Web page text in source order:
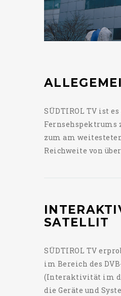
SÜDTIROL TV ist
Fernsehspektrums
zum am
Reichweite von
SATELLIT
SÜDTIROL TV
im Bereich des
(Interaktivität im
die Geräte und